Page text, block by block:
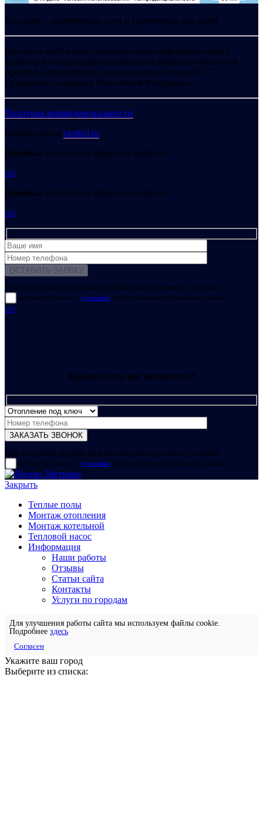
Хелпсант - инженерные сети и сантехника под ключ
Интернет-сайт носит исключительно информационный
характер и ни при каких условиях не является публичной
офертой, определяемой положениями Статьи 437 (2)
Гражданского кодекса Российской Федерации.
Политика конфиденциальности
Разработано в exsited.ru
Ошибка: Контактная форма не найдена.
GO
Ошибка: Контактная форма не найдена.
GO
Для отправки формы вам необходимо принять условия:
прочитал и согласен с условиями обработки своих персональных данных
GO
Какая услуга вас интересует?
Для отправки формы вам необходимо принять условия:
прочитал и согласен с условиями обработки своих персональных данных
Закрыть
Теплые полы
Монтаж отопления
Монтаж котельной
Тепловой насос
Информация
Наши работы
Отзывы
Статьи сайта
Контакты
Услуги по городам
Для улучшения работы сайта мы используем файлы cookie.
Подробнее здесь
Согласен
Укажите ваш город
Выберите из списка: